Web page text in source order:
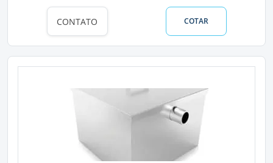
CONTATO COTAR